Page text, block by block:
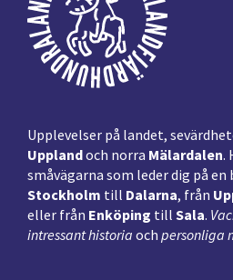
Upplevelser på landet,
Upplandoch norra Mälardalen.
småvägarna som leder dig på
Stockholm till Dalarna, från
eller från Enköping till Sala.
intressant historia och personliga